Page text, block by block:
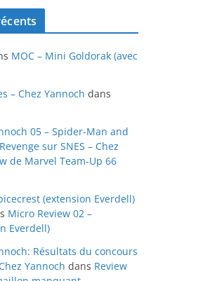
MOC – Mini Goldorak (avec
– Chez Yannoch dans
05 – Spider-Man and
sur SNES – Chez
de Marvel Team-Up 66
(extension Everdell)
Micro Review 02 –
Everdell)
Résultats du concours
Yannoch dans Review